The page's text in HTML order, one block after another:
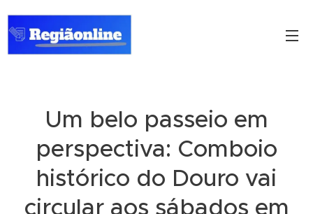
Um belo passeio em
perspectiva: Comboio
histórico do Douro vai
circular aos sábados em